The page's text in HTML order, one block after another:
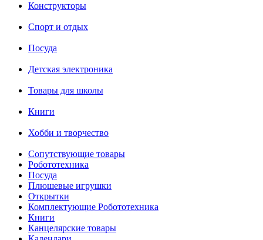
Конструкторы
Спорт и отдых
Посуда
Детская электроника
Товары для школы
Книги
Хобби и творчество
Сопутствующие товары
Робототехника
Посуда
Плюшевые игрушки
Открытки
Комплектующие Робототехника
Книги
Канцелярские товары